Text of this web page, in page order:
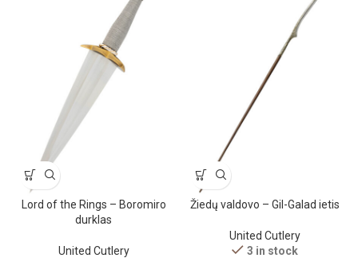
Lord of the Rings – Boromiro
durklas
United Cutlery
Žiedų valdovo – Gil-Galad ietis
United Cutlery
3 in stock